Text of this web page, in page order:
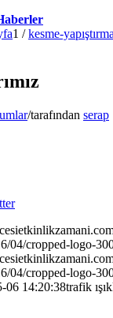
1 / kesme-
/tarafından serap
04/cropped-logo-
04/cropped-logo-
06 14:20:38trafik